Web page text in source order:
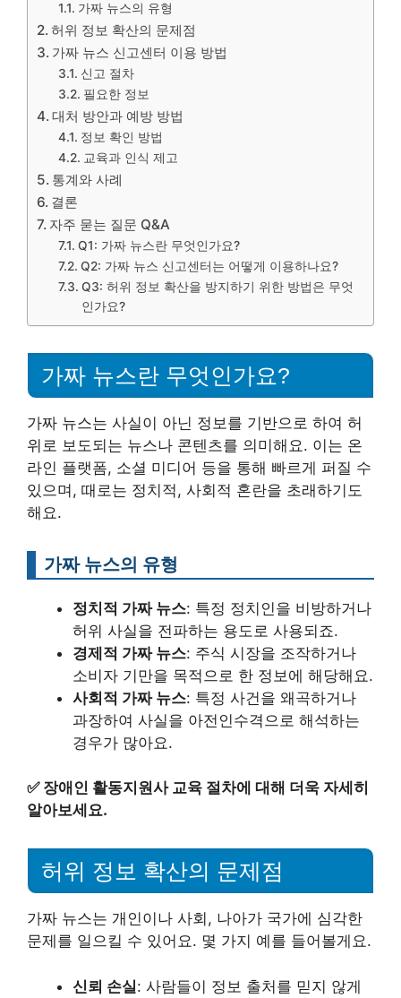
가짜 뉴스의 유형
허위 정보 확산의 문제점
가짜 뉴스 신고센터 이용 방법
신고 절차
필요한 정보
대처 방안과 예방 방법
정보 확인 방법
교육과 인식 제고
통계와 사례
결론
자주 묻는 질문 Q&A
Q1: 가짜 뉴스란 무엇인가요?
Q2: 가짜 뉴스 신고센터는 어떻게 이용하나요?
Q3: 허위 정보 확산을 방지하기 위한 방법은 무엇
인가요?
가짜 뉴스란 무엇인가요?
가짜 뉴스는 사실이 아닌 정보를 기반으로 하여 허
위로 보도되는 뉴스나 콘텐츠를 의미해요. 이는 온
라인 플랫폼, 소셜 미디어 등을 통해 빠르게 퍼질 수
있으며, 때로는 정치적, 사회적 혼란을 초래하기도
해요.
가짜 뉴스의 유형
정치적 가짜 뉴스: 특정 정치인을 비방하거나
허위 사실을 전파하는 용도로 사용되죠.
경제적 가짜 뉴스: 주식 시장을 조작하거나
소비자 기만을 목적으로 한 정보에 해당해요.
사회적 가짜 뉴스: 특정 사건을 왜곡하거나
과장하여 사실을 아전인수격으로 해석하는
경우가 많아요.
✅ 장애인 활동지원사 교육 절차에 대해 더욱 자세히
알아보세요.
허위 정보 확산의 문제점
가짜 뉴스는 개인이나 사회, 나아가 국가에 심각한
문제를 일으킬 수 있어요. 몇 가지 예를 들어볼게요.
신뢰 손실: 사람들이 정보 출처를 믿지 않게